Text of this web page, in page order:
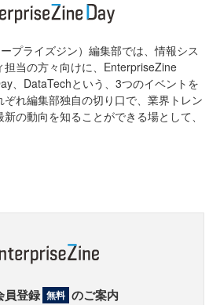
プライズジン）編集部では、情報シス
担当の方々向けに、EnterpriseZine
、DataTechという、3つのイベントを
れ編集部独自の切り口で、業界トレン
の動向を知ることができる場として、
員登録 無料 のご案内